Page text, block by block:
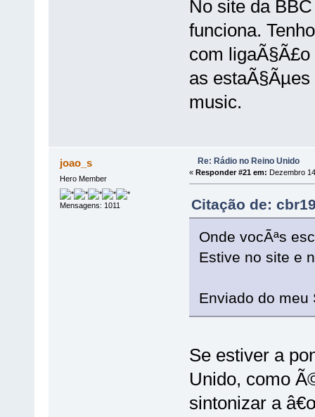
No site da
funciona.
com
as
music.
joao_s
Hero Member
Mensagens: 1011
Re: Rádio no Reino Unido
« Responder #21 em: Dezembro
Citação de:
Onde vocÃªs
Estive no site e
Enviado do meu
Se estiver a
Unido, como
sintonizar a